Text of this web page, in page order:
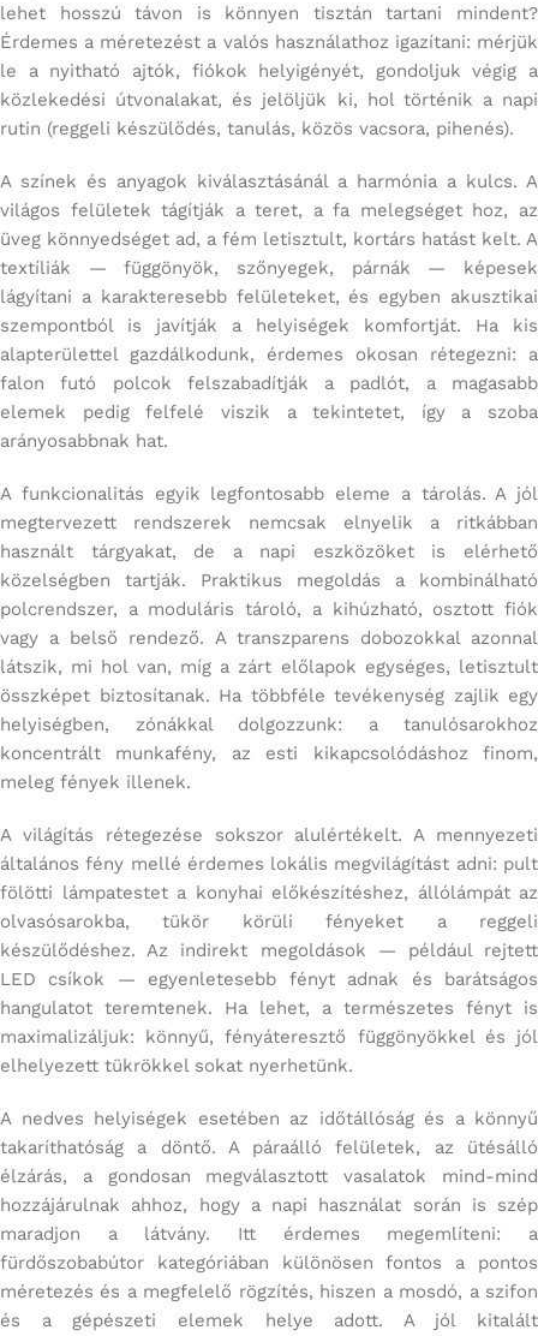
lehet hosszú távon is könnyen tisztán tartani mindent?
Érdemes a méretezést a valós használathoz igazítani: mérjük
le a nyitható ajtók, fiókok helyigényét, gondoljuk végig a
közlekedési útvonalakat, és jelöljük ki, hol történik a napi
rutin (reggeli készülődés, tanulás, közös vacsora, pihenés).
A színek és anyagok kiválasztásánál a harmónia a kulcs. A
világos felületek tágítják a teret, a fa melegséget hoz, az
üveg könnyedséget ad, a fém letisztult, kortárs hatást kelt. A
textíliák — függönyök, szőnyegek, párnák — képesek
lágyítani a karakteresebb felületeket, és egyben akusztikai
szempontból is javítják a helyiségek komfortját. Ha kis
alapterülettel gazdálkodunk, érdemes okosan rétegezni: a
falon futó polcok felszabadítják a padlót, a magasabb
elemek pedig felfelé viszik a tekintetet, így a szoba
arányosabbnak hat.
A funkcionalitás egyik legfontosabb eleme a tárolás. A jól
megtervezett rendszerek nemcsak elnyelik a ritkábban
használt tárgyakat, de a napi eszközöket is elérhető
közelségben tartják. Praktikus megoldás a kombinálható
polcrendszer, a moduláris tároló, a kihúzható, osztott fiók
vagy a belső rendező. A transzparens dobozokkal azonnal
látszik, mi hol van, míg a zárt előlapok egységes, letisztult
összképet biztosítanak. Ha többféle tevékenység zajlik egy
helyiségben, zónákkal dolgozzunk: a tanulósarokhoz
koncentrált munkafény, az esti kikapcsolódáshoz finom,
meleg fények illenek.
A világítás rétegezése sokszor alulértékelt. A mennyezeti
általános fény mellé érdemes lokális megvilágítást adni: pult
fölötti lámpatestet a konyhai előkészítéshez, állólámpát az
olvasósarokba, tükör körüli fényeket a reggeli
készülődéshez. Az indirekt megoldások — például rejtett
LED csíkok — egyenletesebb fényt adnak és barátságos
hangulatot teremtenek. Ha lehet, a természetes fényt is
maximalizáljuk: könnyű, fényáteresztő függönyökkel és jól
elhelyezett tükrökkel sokat nyerhetünk.
A nedves helyiségek esetében az időtállóság és a könnyű
takaríthatóság a döntő. A páraálló felületek, az ütésálló
élzárás, a gondosan megválasztott vasalatok mind-mind
hozzájárulnak ahhoz, hogy a napi használat során is szép
maradjon a látvány. Itt érdemes megemlíteni: a
fürdőszobabútor kategóriában különösen fontos a pontos
méretezés és a megfelelő rögzítés, hiszen a mosdó, a szifon
és a gépészeti elemek helye adott. A jól kitalált